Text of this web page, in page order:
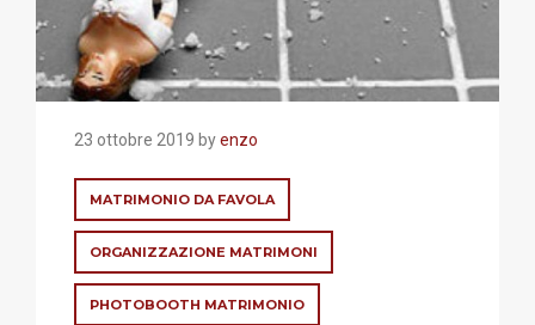
23 ottobre 2019 byenzo
MATRIMONIO DA FAVOLA
ORGANIZZAZIONE MATRIMONI
PHOTOBOOTH MATRIMONIO